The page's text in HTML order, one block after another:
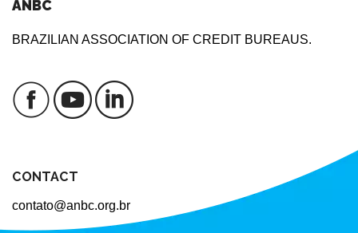
ANBC
BRAZILIAN ASSOCIATION OF CREDIT BUREAUS.
CONTACT
contato@anbc.org.br